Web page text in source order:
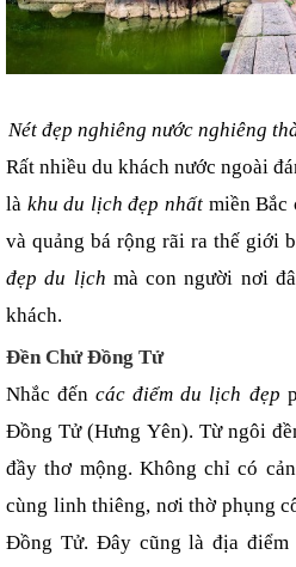
Nét đẹp nghiêng nước nghiêng
Rất nhiều du khách nước ngoài
là khu du lịch đẹp nhất miền Bắc
và quảng bá rộng rãi ra thế giới
đẹp du lịch mà con người nơi
khách.
Đền Chử Đồng Tử
Nhắc đến các điểm du lịch đẹp
Đồng Tử (Hưng Yên). Từ ngôi
đầy thơ mộng. Không chỉ có
cùng linh thiêng, nơi thờ phụng
Đồng Tử. Đây cũng là địa điểm